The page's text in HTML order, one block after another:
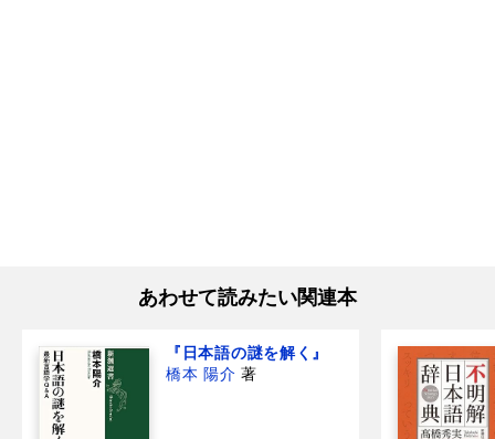
あわせて読みたい関連本
『日本語の謎を解く』
橋本 陽介 著